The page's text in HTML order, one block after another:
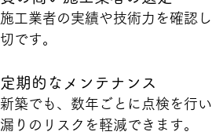
施工業者の実績や技術力を確認
切です。
定期的なメンテナンス
新築でも、数年ごとに点検を行
漏りのリスクを軽減できます。